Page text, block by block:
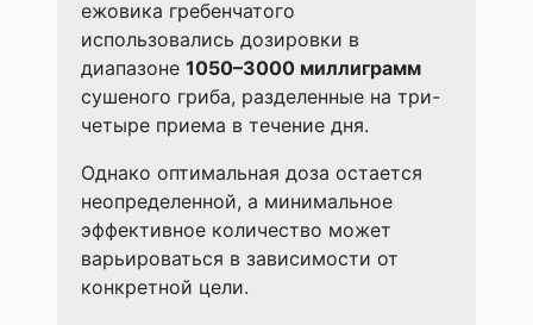
ежовика гребенчатого
использовались дозировки в
диапазоне 1050–3000 миллиграмм
сушеного гриба, разделенные на три-
четыре приема в течение дня.
Однако оптимальная доза остается
неопределенной, а минимальное
эффективное количество может
варьироваться в зависимости от
конкретной цели.